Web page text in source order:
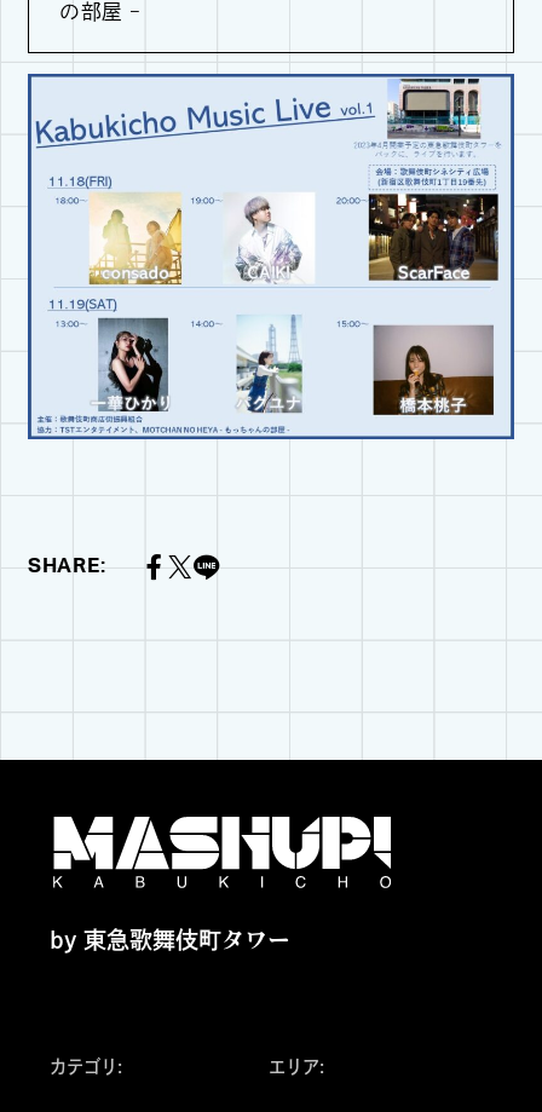
の部屋 –
SHARE:
by 東急歌舞伎町タワー
カテゴリ: エリア: